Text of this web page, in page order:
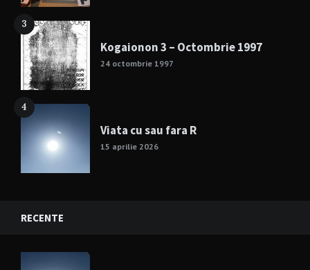
3
Kogaionon 3 – Octombrie 1997
24 octombrie 1997
4
Viata cu sau fara R
15 aprilie 2026
RECENTE